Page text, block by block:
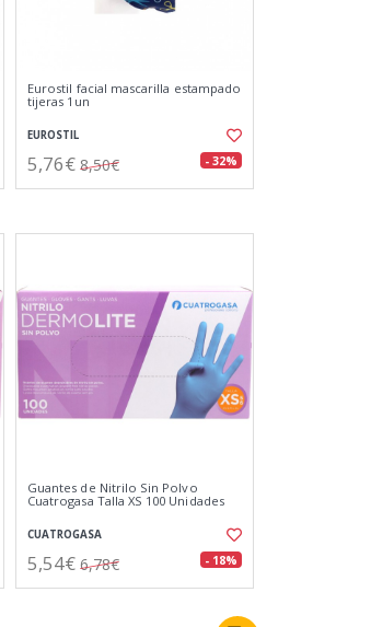
Eurostil facial mascarilla estampado
tijeras 1un
EUROSTIL
5,76€ 8,50€ - 32%
Guantes de Nitrilo Sin Polvo
Cuatrogasa Talla XS 100 Unidades
CUATROGASA
5,54€ 6,78€ - 18%